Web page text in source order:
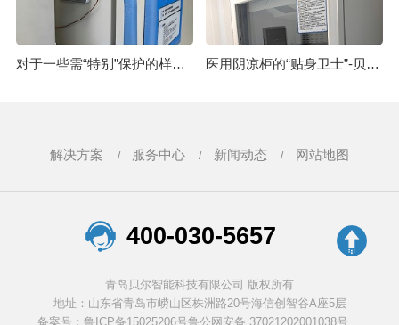
对于一些需“特别”保护的样本存储需要注意哪些呢?24.8.21 医用阴凉柜的“贴身卫士”-贝尔智能温度监控系统24.6.6
解决方案 服务中心 新闻动态 网站地图
400-030-5657
青岛贝尔智能科技有限公司 版权所有
地址：山东省青岛市崂山区株洲路20号海信创智谷A座5层
备案号：鲁ICP备15025206号鲁公网安备 37021202001038号